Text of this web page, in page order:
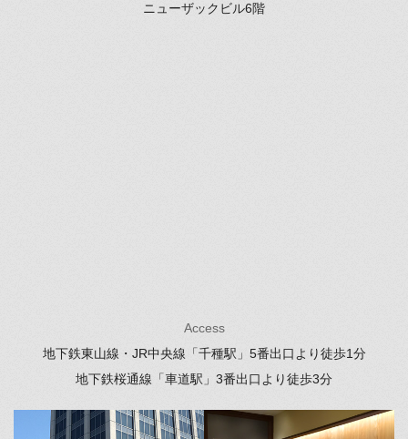
ニューザックビル6階
Access
地下鉄東山線・JR中央線「千種駅」 5番出口より徒歩1分
地下鉄桜通線「車道駅」 3番出口より徒歩3分